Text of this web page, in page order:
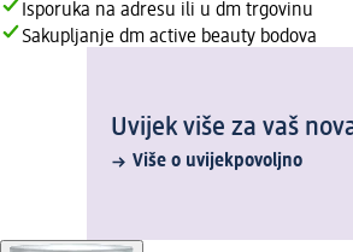
Isporuka na adresu ili u dm trgovinu
Sakupljanje dm active beauty bodova
Uvijek više za vaš
Više o uvijekpovoljno